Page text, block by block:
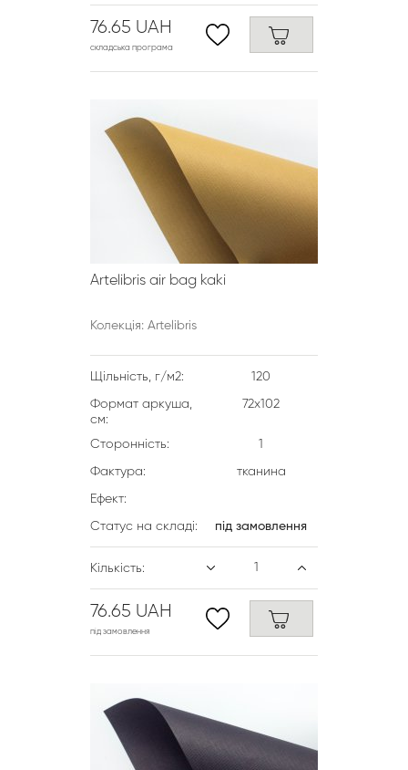
76.65 UAH
складська програма
Artelibris air bag kaki
Колекція: Artelibris
Щільність, г/м2: 120
Формат аркуша,
см:
72х102
Сторонність: 1
Фактура: тканина
Ефект:
Статус на складі: під замовлення
Кількість:
76.65 UAH
під замовлення